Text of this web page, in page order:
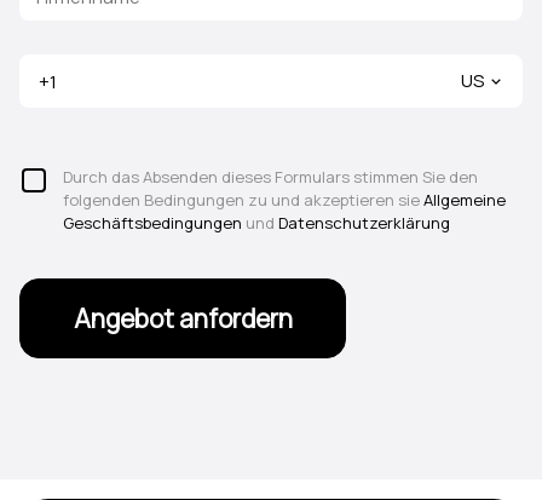
US
Durch das Absenden dieses Formulars stimmen Sie den
folgenden Bedingungen zu und akzeptieren sieAllgemeine
Geschäftsbedingungen und Datenschutzerklärung
Angebot anfordern